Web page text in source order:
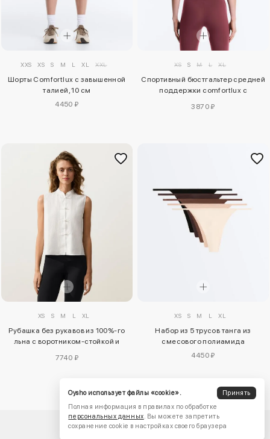
XXS XS S M L XL XXL
Шорты Comfortlux с завышенной
талией, 10 см
4450 ₽
XS S M L XL
Спортивный бюстгальтер средней
поддержки comfortlux с
3870 ₽
XS S M L XL
Рубашка без рукавов из 100%-го
льна с воротником-стойкой и
7740 ₽
XS S M L XL
Набор из 5 трусов танга из
смесового полиамида
4450 ₽
Oysho использует файлы «cookie».
Принять
Полная информация в правилах по обработке
персональных данных. Вы можете запретить
сохранение cookie в настройках своего браузера